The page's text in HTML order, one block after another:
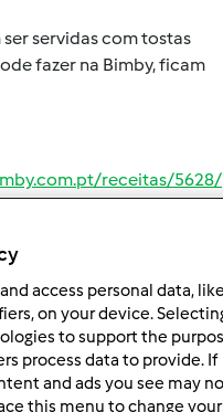
servidas com tostas
fazer na Bimby, ficam
receitas/
receitas/
access personal data,
on your device.
to support the
process data to provide. If
and ads you see may
this menu to change your